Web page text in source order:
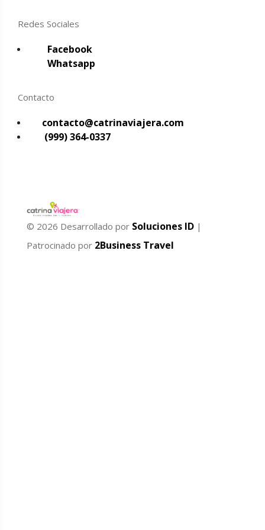
Redes Sociales
Facebook
Whatsapp
Contacto
contacto@catrinaviajera.com
(999) 364-0337
© 2026 Desarrollado por Soluciones ID |
Patrocinado por 2Business Travel